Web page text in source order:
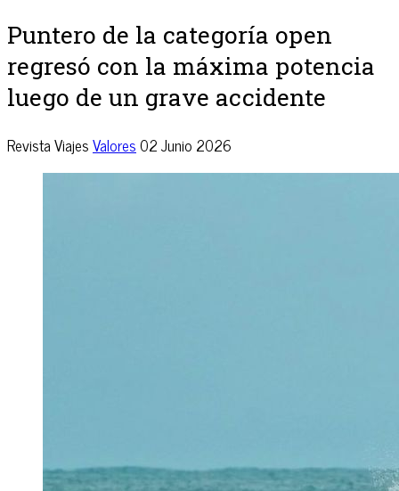
Puntero de la categoría open
regresó con la máxima potencia
luego de un grave accidente
Revista ViajesValores02 Junio 2026